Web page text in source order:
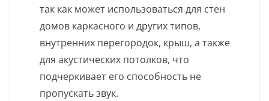
так как может использоваться для стен
домов каркасного и других типов,
внутренних перегородок, крыш, а также
для акустических потолков, что
подчеркивает его способность не
пропускать звук.